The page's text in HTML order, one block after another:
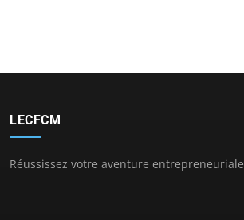
LECFCM
Réussissez votre aventure entrepreneuriale